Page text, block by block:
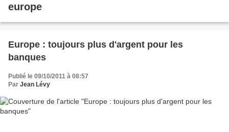
europe
Europe : toujours plus d'argent pour les
banques
Publié le 09/10/2011 à 08:57
Par Jean Lévy